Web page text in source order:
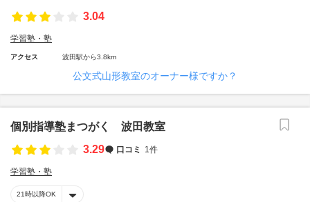
3.04
学習塾・塾
アクセス 波田駅から3.8km
公文式山形教室のオーナー様ですか？
個別指導塾まつがく 波田教室
3.29
口コミ 1件
学習塾・塾
21時以降OK